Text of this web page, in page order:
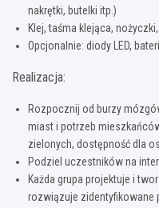
nakrętki, butelki itp.)
Klej, taśma klejąca,
Opcjonalnie: diody LED,
Realizacja:
Rozpocznij od burzy
miast i potrzeb
zielonych, dostępność dla
Podziel uczestników na
Każda grupa projektuje i
rozwiązuje zidentyfikowane